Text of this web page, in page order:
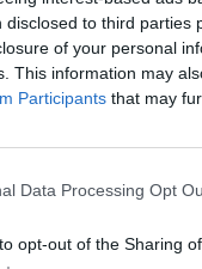
disclosed to third parties
of your personal
This information may
Participants that may
Data Processing Opt
opt-out of the Sharing
Google News
μας στο